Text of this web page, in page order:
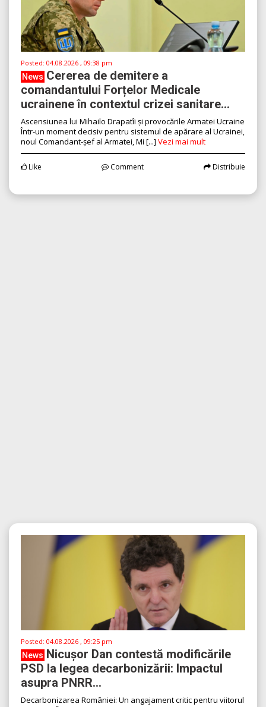
Posted: 04.08.2026 , 09:38 pm
News Cererea de demitere a
comandantului Forțelor Medicale
ucrainene în contextul crizei sanitare...
Ascensiunea lui Mihailo Drapatîi și provocările Armatei Ucraine
Într-un moment decisiv pentru sistemul de apărare al Ucrainei,
noul Comandant-șef al Armatei, Mi [...] Vezi mai mult
Like Comment Distribuie
Posted: 04.08.2026 , 09:25 pm
News Nicușor Dan contestă modificările
PSD la legea decarbonizării: Impactul
asupra PNRR...
Decarbonizarea României: Un angajament critic pentru viitorul